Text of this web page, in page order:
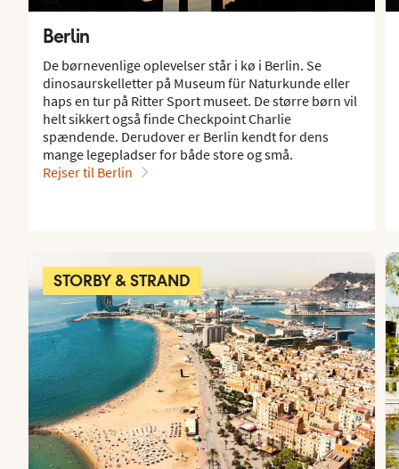
Berlin
De børnevenlige oplevelser står i kø i Berlin. Se
dinosaurskelletter på Museum für Naturkunde eller
haps en tur på Ritter Sport museet. De større børn vil
helt sikkert også finde Checkpoint Charlie
spændende. Derudover er Berlin kendt for dens
mange legepladser for både store og små.
Rejser til Berlin
STORBY & STRAND